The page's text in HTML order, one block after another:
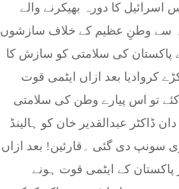
اسرائیل کا دورہ بھیکرنے والے
سے وطنِ عظیم کے خلاف سازشوں
کی جنگ میں بھارت نے پاکستان کی سلامتی کو سازش کا
کروادیا بعد ازاں ایٹمی قوت
کئے تو اس پیارے وطن کی سلامتی
عبدالقدیر خان کو ہالینڈ
سونپ دی گئی ۔قارئین! بعد ازاں
دبا کر پاکستان کے ایٹمی قوت ہونے